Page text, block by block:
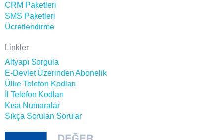
CRM Paketleri
SMS Paketleri
Ücretlendirme
Linkler
Altyapı Sorgula
E-Devlet Üzerinden Abonelik
Ülke Telefon Kodları
İl Telefon Kodları
Kısa Numaralar
Sıkça Sorulan Sorular